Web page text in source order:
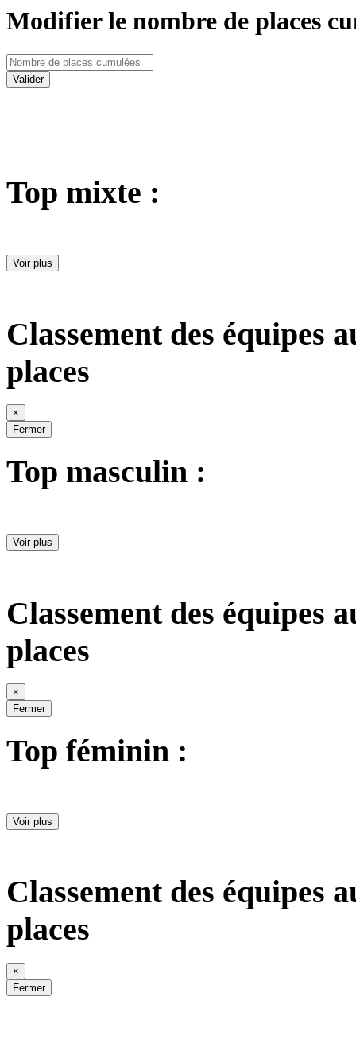
Modifier le nombre de places
Valider
Top mixte :
Voir plus
Classement des équipes
places
×
Fermer
Top masculin :
Voir plus
Classement des équipes
places
×
Fermer
Top féminin :
Voir plus
Classement des équipes
places
×
Fermer